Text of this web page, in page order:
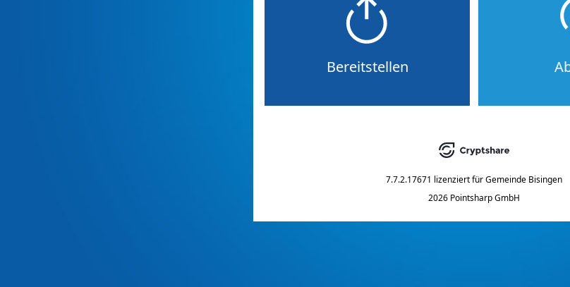
Bereitstellen
7.7.2.17671 lizenziert fürGemeinde Bisingen
2026 Pointsharp GmbH